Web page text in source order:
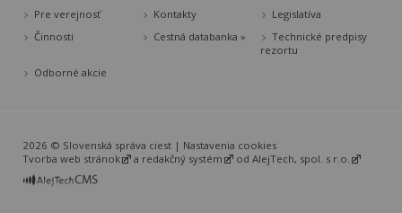
Pre verejnosť
Kontakty
Legislatíva
Činnosti
Cestná databanka »
Technické predpisy
rezortu
Odborné akcie
2026 © Slovenská správa ciest | Nastavenia cookies
Tvorba web stránok
a redakčný systém od AlejTech, spol. s r.o.